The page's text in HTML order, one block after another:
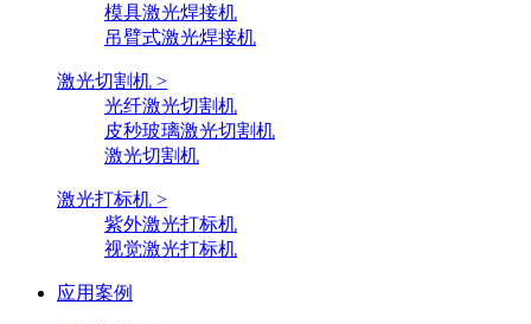
模具激光焊接机
吊臂式激光焊接机
激光切割机 >
光纤激光切割机
皮秒玻璃激光切割机
激光切割机
激光打标机 >
紫外激光打标机
视觉激光打标机
应用案例